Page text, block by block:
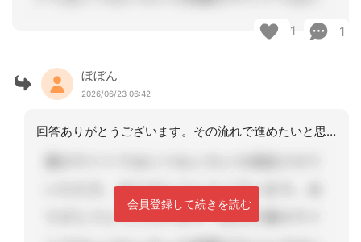
1 1
ぼぼん
2026/06/23 06:42
回答ありがとうございます。その流れで進めたいと思います。
会員登録して続きを読む